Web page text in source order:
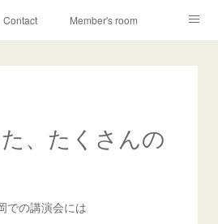
Contact Member's room
、たくさんの
での講演会には